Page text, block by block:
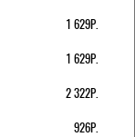
1 629Р.
1 629Р.
2 322Р.
926Р.